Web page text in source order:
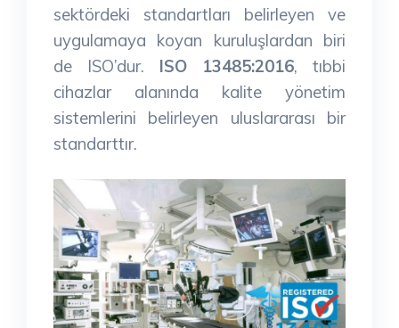
sektördeki standartları belirleyen ve
uygulamaya koyan kuruluşlardan biri
de ISO’dur. ISO 13485:2016, tıbbi
cihazlar alanında kalite yönetim
sistemlerini belirleyen uluslararası bir
standarttır.